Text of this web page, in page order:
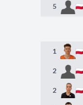
5
1
2
2